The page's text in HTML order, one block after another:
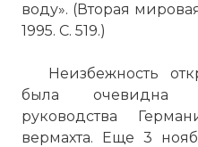
воду». (Вторая
1995. С. 519.)
Неизбежность
была очевидна
руководства
вермахта. Еще 3